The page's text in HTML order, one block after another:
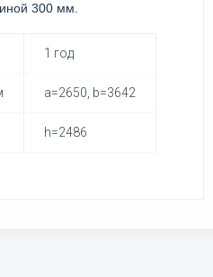
300 мм.
1 год
a=2650, b=3642
h=2486